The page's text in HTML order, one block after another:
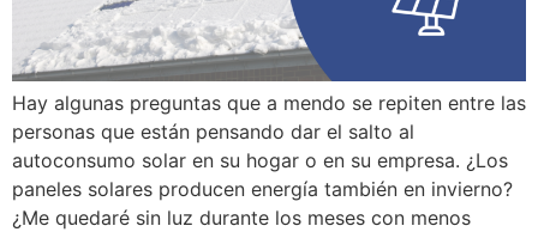
Hay algunas preguntas que a mendo se repiten entre las
personas que están pensando dar el salto al
autoconsumo solar en su hogar o en su empresa. ¿Los
paneles solares producen energía también en invierno?
¿Me quedaré sin luz durante los meses con menos